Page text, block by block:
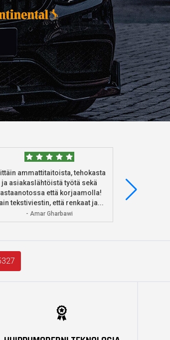
ammattitaitoista, tehokasta
ja asiakaslähtöistä työtä sekä
että korjaamolla!
tekstiviestin, että renkaat ja...
- Amar Gharbawi